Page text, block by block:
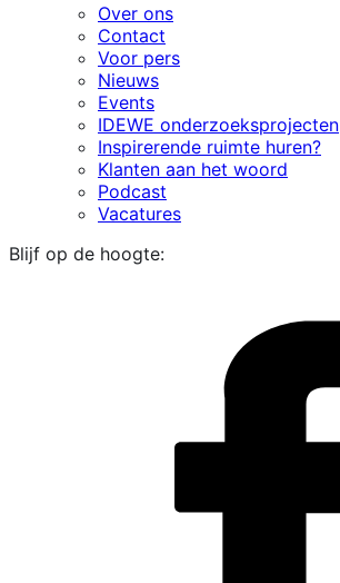
Over ons
Contact
Voor pers
Nieuws
Events
IDEWE onderzoeksprojecten
Inspirerende ruimte huren?
Klanten aan het woord
Podcast
Vacatures
Blijf op de hoogte: